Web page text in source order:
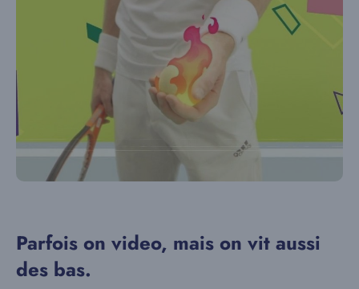
Parfois on video, mais on vit aussi
des bas.